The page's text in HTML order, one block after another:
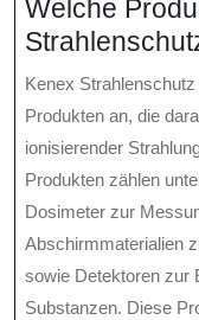
Welche
Kenex
Produkten an, die
ionisierender
Produkten zählen
Dosimeter zur
Abschirmmaterialien
sowie Detektoren zur
Substanzen. Diese